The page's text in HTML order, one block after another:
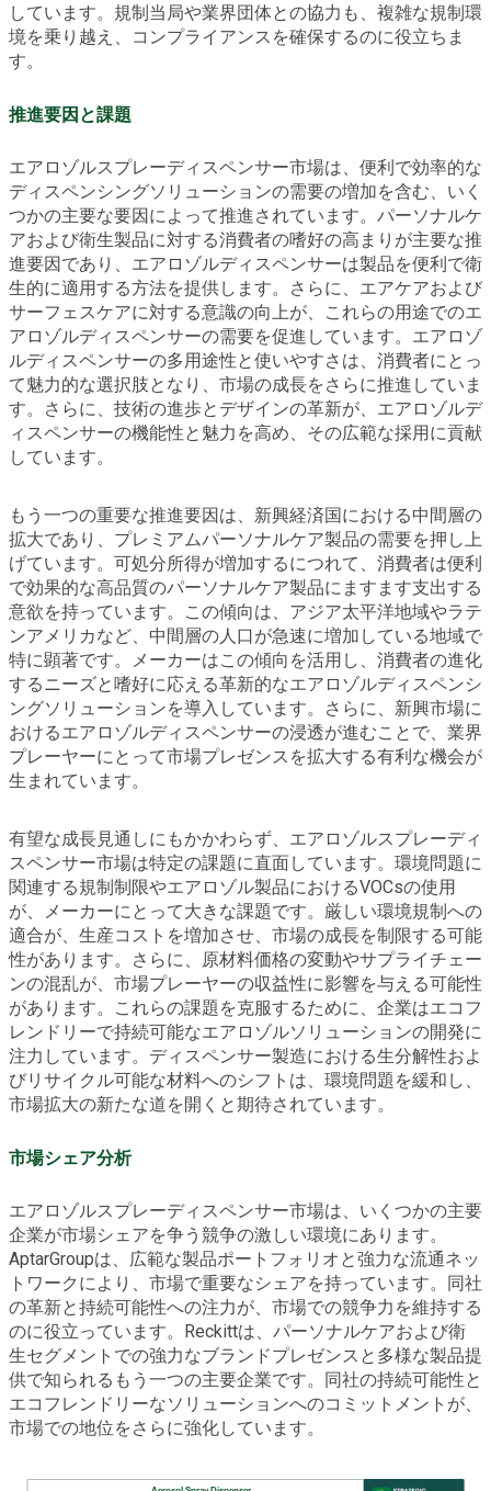
しています。規制当局や業界団体との協力も、複雑な規制環
境を乗り越え、コンプライアンスを確保するのに役立ちま
す。
推進要因と課題
エアロゾルスプレーディスペンサー市場は、便利で効率的な
ディスペンシングソリューションの需要の増加を含む、いく
つかの主要な要因によって推進されています。パーソナルケ
アおよび衛生製品に対する消費者の嗜好の高まりが主要な推
進要因であり、エアロゾルディスペンサーは製品を便利で衛
生的に適用する方法を提供します。さらに、エアケアおよび
サーフェスケアに対する意識の向上が、これらの用途でのエ
アロゾルディスペンサーの需要を促進しています。エアロゾ
ルディスペンサーの多用途性と使いやすさは、消費者にとっ
て魅力的な選択肢となり、市場の成長をさらに推進していま
す。さらに、技術の進歩とデザインの革新が、エアロゾルデ
ィスペンサーの機能性と魅力を高め、その広範な採用に貢献
しています。
もう一つの重要な推進要因は、新興経済国における中間層の
拡大であり、プレミアムパーソナルケア製品の需要を押し上
げています。可処分所得が増加するにつれて、消費者は便利
で効果的な高品質のパーソナルケア製品にますます支出する
意欲を持っています。この傾向は、アジア太平洋地域やラテ
ンアメリカなど、中間層の人口が急速に増加している地域で
特に顕著です。メーカーはこの傾向を活用し、消費者の進化
するニーズと嗜好に応える革新的なエアロゾルディスペンシ
ングソリューションを導入しています。さらに、新興市場に
おけるエアロゾルディスペンサーの浸透が進むことで、業界
プレーヤーにとって市場プレゼンスを拡大する有利な機会が
生まれています。
有望な成長見通しにもかかわらず、エアロゾルスプレーディ
スペンサー市場は特定の課題に直面しています。環境問題に
関連する規制制限やエアロゾル製品におけるVOCsの使用
が、メーカーにとって大きな課題です。厳しい環境規制への
適合が、生産コストを増加させ、市場の成長を制限する可能
性があります。さらに、原材料価格の変動やサプライチェー
ンの混乱が、市場プレーヤーの収益性に影響を与える可能性
があります。これらの課題を克服するために、企業はエコフ
レンドリーで持続可能なエアロゾルソリューションの開発に
注力しています。ディスペンサー製造における生分解性およ
びリサイクル可能な材料へのシフトは、環境問題を緩和し、
市場拡大の新たな道を開くと期待されています。
市場シェア分析
エアロゾルスプレーディスペンサー市場は、いくつかの主要
企業が市場シェアを争う競争の激しい環境にあります。
AptarGroupは、広範な製品ポートフォリオと強力な流通ネッ
トワークにより、市場で重要なシェアを持っています。同社
の革新と持続可能性への注力が、市場での競争力を維持する
のに役立っています。Reckittは、パーソナルケアおよび衛
生セグメントでの強力なブランドプレゼンスと多様な製品提
供で知られるもう一つの主要企業です。同社の持続可能性と
エコフレンドリーなソリューションへのコミットメントが、
市場での地位をさらに強化しています。